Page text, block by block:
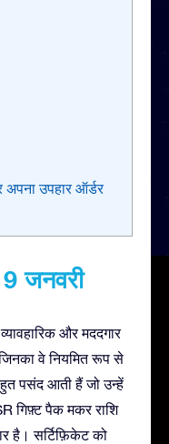
उपहार ऑर्डर
जनवरी
और मददगार
वे नियमित रूप से
पसंद आती हैं जो उन्हें
गिफ़्ट पैक मकर राशि
है। सर्टिफ़िकेट को